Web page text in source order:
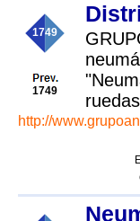
1749
1749
http://